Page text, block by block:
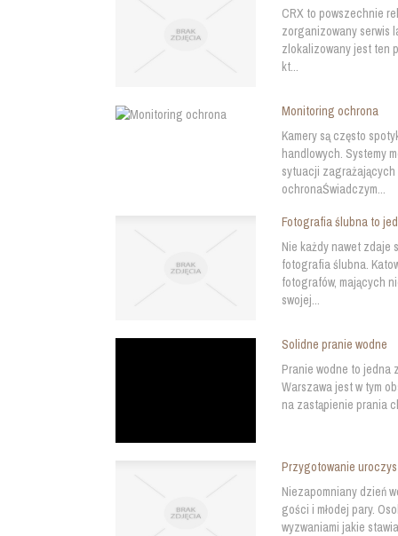
CRX to powszechnie
zorganizowany serwis
zlokalizowany jest ten
kt...
Monitoring ochrona
Kamery są często
handlowych. Systemy
sytuacji
ochronaŚwiadczym...
Fotografia ślubna to
Nie każdy nawet zdaje
fotografia ślubna.
fotografów, mających
swojej...
Solidne pranie wodne
Pranie wodne to
Warszawa jest w tym
na zastąpienie prania
Przygotowanie
Niezapomniany dzień
gości i młodej pary.
wyzwaniami jakie